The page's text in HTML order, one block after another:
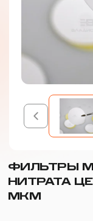
ФИЛЬТРЫ
НИТРАТА
МКМ